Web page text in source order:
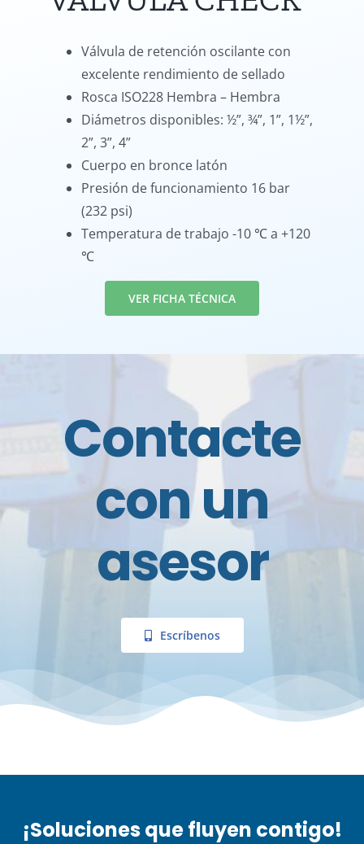
Válvula de retención oscilante con
excelente rendimiento de sellado
Rosca ISO228 Hembra – Hembra
Diámetros disponibles: ½”, ¾”, 1”, 1½”,
2”, 3”, 4”
Cuerpo en bronce latón
Presión de funcionamiento 16 bar
(232 psi)
Temperatura de trabajo -10 ℃ a +120
℃
VER FICHA TÉCNICA
Contacte
con un
asesor
Escríbenos
¡Soluciones que fluyen contigo!